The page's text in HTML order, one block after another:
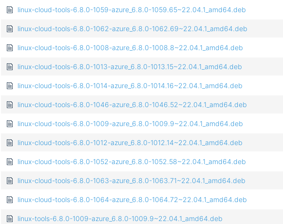
linux-cloud-tools-6.8.0-1059-azure_6.8.0-1059.65~22.04.1_amd64.deb
linux-cloud-tools-6.8.0-1062-azure_6.8.0-1062.69~22.04.1_amd64.deb
linux-cloud-tools-6.8.0-1008-azure_6.8.0-1008.8~22.04.1_amd64.deb
linux-cloud-tools-6.8.0-1013-azure_6.8.0-1013.15~22.04.1_amd64.deb
linux-cloud-tools-6.8.0-1014-azure_6.8.0-1014.16~22.04.1_amd64.deb
linux-cloud-tools-6.8.0-1046-azure_6.8.0-1046.52~22.04.1_amd64.deb
linux-cloud-tools-6.8.0-1009-azure_6.8.0-1009.9~22.04.1_amd64.deb
linux-cloud-tools-6.8.0-1012-azure_6.8.0-1012.14~22.04.1_amd64.deb
linux-cloud-tools-6.8.0-1052-azure_6.8.0-1052.58~22.04.1_amd64.deb
linux-cloud-tools-6.8.0-1063-azure_6.8.0-1063.71~22.04.1_amd64.deb
linux-cloud-tools-6.8.0-1064-azure_6.8.0-1064.72~22.04.1_amd64.deb
linux-tools-6.8.0-1009-azure_6.8.0-1009.9~22.04.1_amd64.deb